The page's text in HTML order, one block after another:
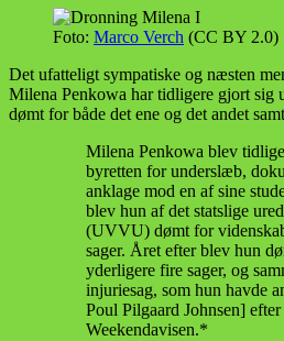
Foto: Marco Verch (CC BY 2.0)
Det ufatteligt sympatiske og næsten
Milena Penkowa har tidligere gjort sig
dømt for både det ene og det andet
Milena Penkowa blev
byretten for underslæb,
anklage mod en af sine
blev hun af det statslige
(UVVU) dømt for
sager. Året efter blev hun
yderligere fire sager, og
injuriesag, som hun havde
Poul Pilgaard Johnsen]
Weekendavisen.*